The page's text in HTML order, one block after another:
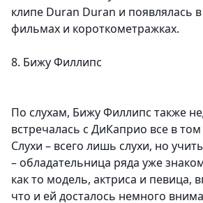
клипе Duran Duran и появлялась
фильмах и короткометражках.
8. Бижу Филлипс
По слухам, Бижу Филлипс также
встречалась с ДиКаприо все в том
Слухи – всего лишь слухи, но
– обладательница ряда уже
как то модель, актриса и певица,
что и ей досталось немного